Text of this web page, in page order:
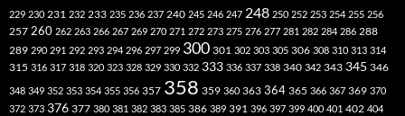
229 230 231 232 233 235 236 237 240 245 246 247 248 250 252 253 254 255 256
257 260 262 263 266 267 269 270 271 272 273 275 276 277 281 282 284 286 288
289 290 291 292 293 294 296 297 299 300 301 302 303 305 306 308 310 313 314
315 316 317 318 320 323 328 329 330 332 333 336 337 338 340 342 343 345 346
348 349 352 353 354 355 356 357 358 359 360 363 364 365 366 367 369 370
372 373 376 377 380 381 382 383 385 386 389 391 396 397 399 400 401 402 404